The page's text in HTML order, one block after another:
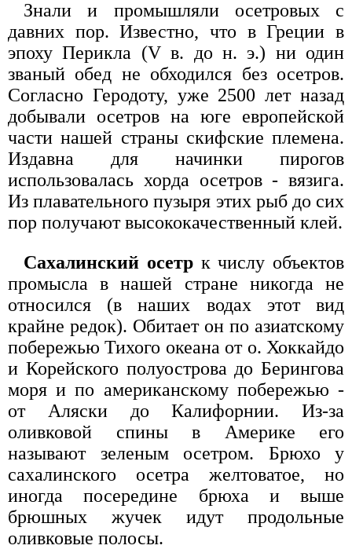
Знали и промышляли осетровых с
давних пор. Известно, что в Греции в
эпоху Перикла (V в. до н. э.) ни один
званый обед не обходился без осетров.
Согласно Геродоту, уже 2500 лет назад
добывали осетров на юге европейской
части нашей страны скифские племена.
Издавна для начинки пирогов
использовалась хорда осетров - вязига.
Из плавательного пузыря этих рыб до сих
пор получают высококачественный клей.
Сахалинский осетрк числу объектов
промысла в нашей стране никогда не
относился (в наших водах этот вид
крайне редок). Обитает он по азиатскому
побережью Тихого океана от о. Хоккайдо
и Корейского полуострова до Берингова
моря и по американскому побережью -
от Аляски до Калифорнии. Из-за
оливковой спины в Америке его
называют зеленым осетром. Брюхо у
сахалинского осетра желтоватое, но
иногда посередине брюха и выше
брюшных жучек идут продольные
оливковые полосы.